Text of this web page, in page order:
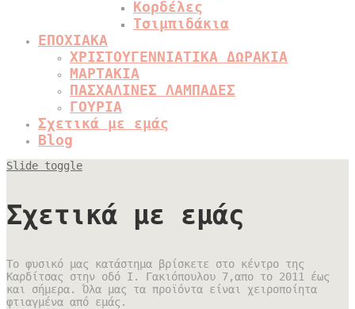
Κορδέλες
Τσιμπιδάκια
ΕΠΟΧΙΑΚΑ
ΧΡΙΣΤΟΥΓΕΝΝΙΑΤΙΚΑ ΔΩΡΑΚΙΑ
ΜΑΡΤΑΚΙΑ
ΠΑΣΧΑΛΙΝΕΣ ΛΑΜΠΑΔΕΣ
ΓΟΥΡΙΑ
Σχετικά με εμάς
Blog
Slide toggle
Σχετικά με εμάς
Το φυσικό μας κατάστημα βρίσκετε στο κέντρο της
Καρδίτσας στην οδό Ι. Γακιόπουλου 7,απο το 2011 έως
και σήμερα. Όλα μας τα προϊόντα είναι χειροποίητα
φτιαγμένα από εμάς.